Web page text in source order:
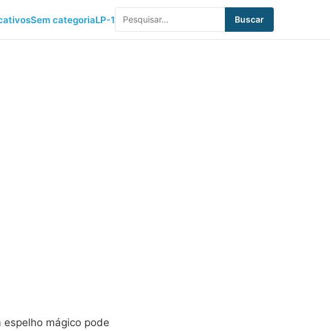
Sem categoriaLP-1 Buscar
mágico pode